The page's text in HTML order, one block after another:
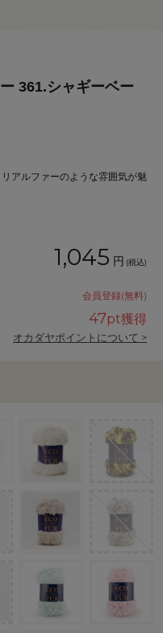
361.シャギーベー
アルファーのような雰囲気が魅
1,045 円 (税込)
会員登録(無料)
47pt獲得
オカダヤポイントについて >